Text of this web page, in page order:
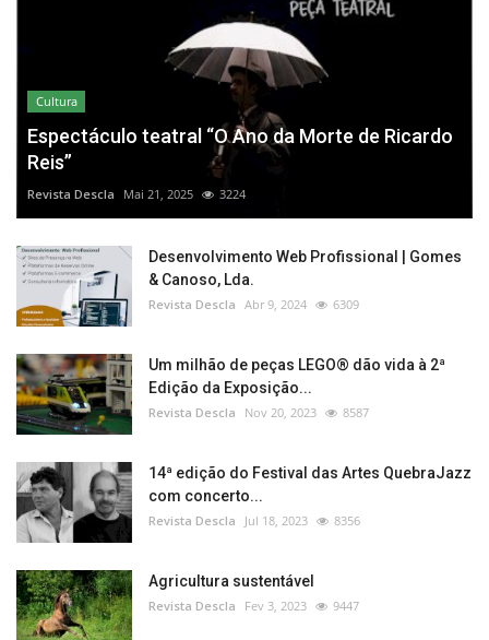
Cultura
Espectáculo teatral “O Ano da Morte de Ricardo
Reis”
Revista Descla Mai 21, 2025 3224
Desenvolvimento Web Profissional | Gomes
& Canoso, Lda.
Revista Descla Abr 9, 2024 6309
Um milhão de peças LEGO® dão vida à 2ª
Edição da Exposição...
Revista Descla Nov 20, 2023 8587
14ª edição do Festival das Artes QuebraJazz
com concerto...
Revista Descla Jul 18, 2023 8356
Agricultura sustentável
Revista Descla Fev 3, 2023 9447